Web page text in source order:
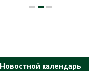
Новостной календарь